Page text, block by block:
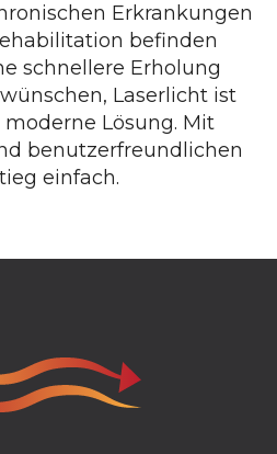
Erkrankungen
befinden
schnellere Erholung
Laserlicht ist
Lösung. Mit
benutzerfreundlichen
einfach.